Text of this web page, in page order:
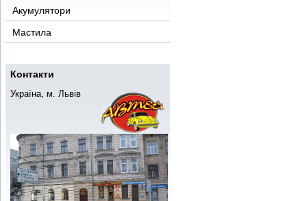
Акумулятори
Мастила
Контакти
Україна, м. Львів